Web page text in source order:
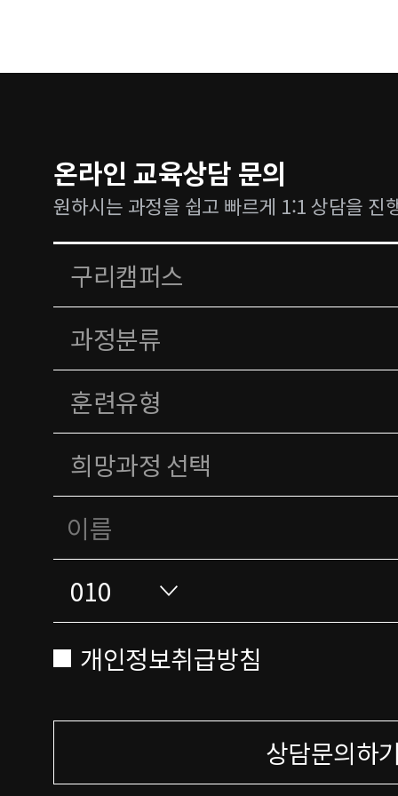
온라인 교육상담 문의
원하시는 과정을 쉽고 빠르게 1:1 상담을 진
개인정보취급방침
상담문의하